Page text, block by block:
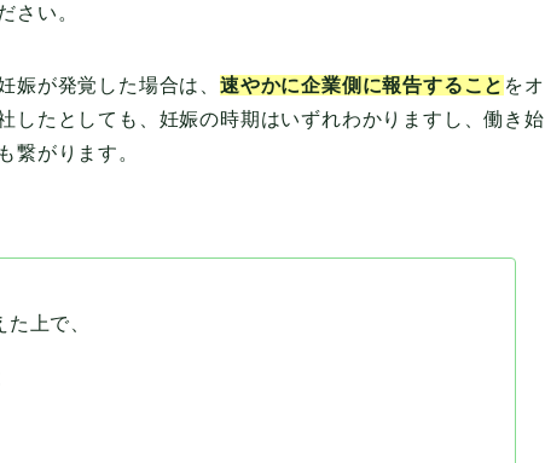
さい。
娠が発覚した場合は、 速やかに企業側に報告すること をオ
したとしても、妊娠の時期はいずれわかりますし、働き始
繋がります。
上で、